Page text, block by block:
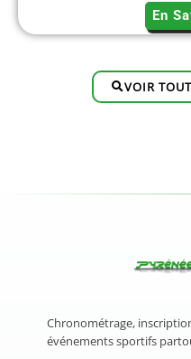
En
VOIR
Chronométrage,
événements sportifs